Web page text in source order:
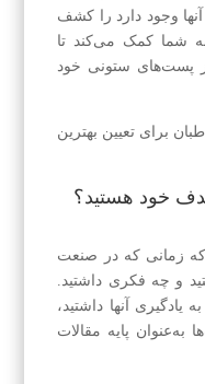
وجود دارد را کشف
به شما کمک می‌کند تا
پست‌های ستونی خود
برای تعیین بهترین
خود هستید؟
که زمانی که در صنعت
و چه فکری داشتید.
یادگیری آنها داشتید،
به‌عنوان پایه مقالات